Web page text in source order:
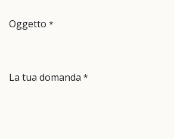
Oggetto *
La tua domanda *